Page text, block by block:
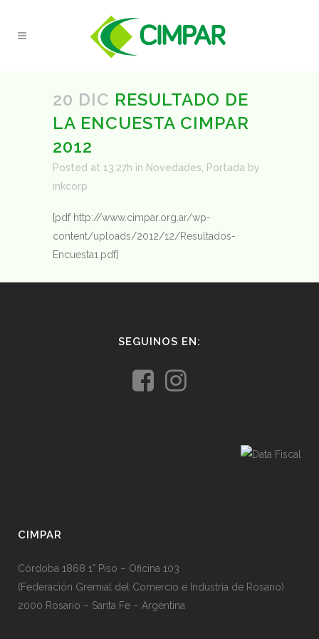
20 DIC RESULTADO DE
LA ENCUESTA CIMPAR
2012
Posted at 13:27h in Novedades Portada by
inkcorp
[pdf http://www.cimpar.org.ar/wp-
content/uploads/2012/12/Resultados-
Encuesta1.pdf]
SEGUINOS EN:
CIMPAR
Córdoba 1868 1° Piso – Oficina 103
(Federación Gremial del Comercio e Industria de Rosario)
2000 Rosario – Santa Fe – Argentina